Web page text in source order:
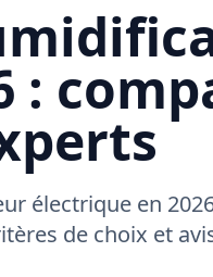
:
électrique en
de choix et